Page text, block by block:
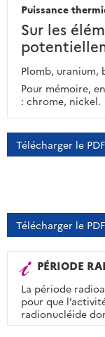
Puissance
Sur les
Plomb, uranium,
Pour mémoire,
: chrome, nickel.
Télécharger le
Télécharger le
PÉRIODE
La période
pour que
radionucléide